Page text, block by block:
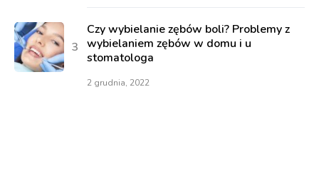
Czy wybielanie zębów boli? Problemy z
wybielaniem zębów w domu i u
stomatologa
2 grudnia, 2022